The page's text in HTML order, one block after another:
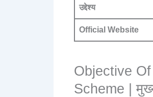
उद्देश्य
Official Website
Objective
Scheme |